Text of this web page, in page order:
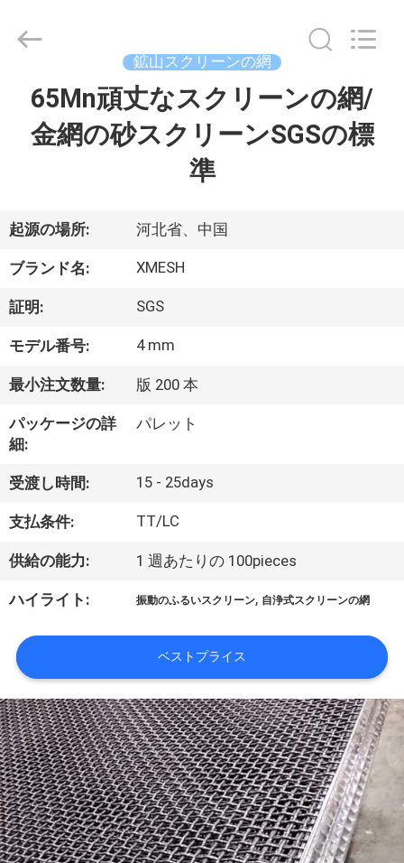
私
達
に
つ
て
場
旅
行
品
質
管
理
私
2026
鉱山スクリーンの網
65Mn頑丈なスクリーンの網/
金網の砂スクリーンSGSの標
準
起源の場所: 河北省、中国
ブランド名: XMESH
証明: SGS
モデル番号: 4 mm
最小注文数量: 版 200 本
パッケージの詳
細:
パレット
受渡し時間: 15 - 25days
支払条件: TT/LC
供給の能力: 1 週あたりの 100pieces
ハイライト: 振動のふるいスクリーン, 自浄式スクリーンの網
ベストプライス